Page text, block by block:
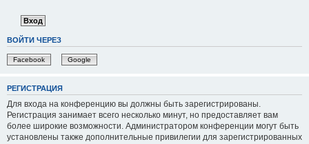
ВОЙТИ ЧЕРЕЗ
Facebook Google
РЕГИСТРАЦИЯ
Для входа на конференцию вы должны быть зарегистрированы.
Регистрация занимает всего несколько минут, но предоставляет вам
более широкие возможности. Администратором конференции могут быть
установлены также дополнительные привилегии для зарегистрированных